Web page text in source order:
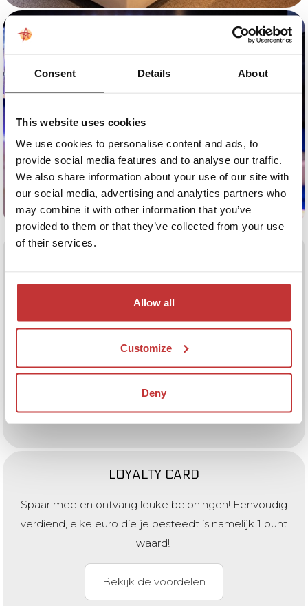
Consent Details About
This website uses cookies
We use cookies to personalise content and ads, to
provide social media features and to analyse our traffic.
We also share information about your use of our site with
our social media, advertising and analytics partners who
may combine it with other information that you’ve
provided to them or that they’ve collected from your use
of their services.
Allow all
Customize
Deny
FEESTEN ZAAL ZEVEN
adres. Onze grote, moderne feestzaal bied je alle
faciliteiten die jij nodig hebt voor een onvergetelijke dag
Bekijk de mogelijkheden
LOYALTY CARD
Spaar mee en ontvang leuke beloningen! Eenvoudig
verdiend, elke euro die je besteedt is namelijk 1 punt
waard!
Bekijk de voordelen